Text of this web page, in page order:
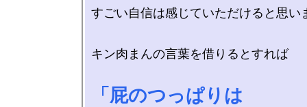
すごい自信は感じていただけると思い
キン肉まんの言葉を借りるとすれば
「屁のつっぱりは